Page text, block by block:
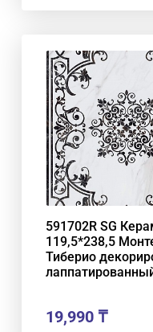
591702R SG
119,5*238,5
Тиберио
19,990₸